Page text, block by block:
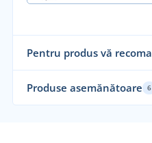
Pentru produs vă
Produse asemănătoare 6